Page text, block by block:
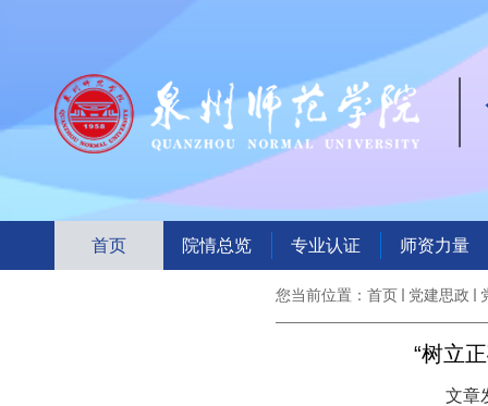
首页 院情总览 专业认证 师资力量
您当前位置： 首页 党建思政
“树立
文章